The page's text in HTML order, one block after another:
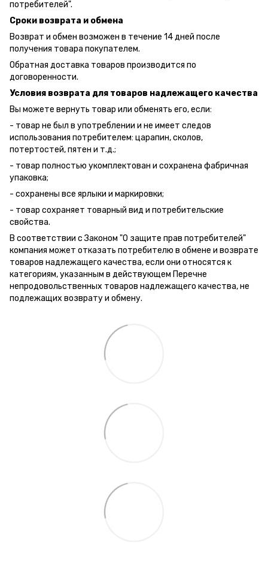
потребителей".
Сроки возврата и обмена
Возврат и обмен возможен в течение 14 дней после
получения товара покупателем.
Обратная доставка товаров производится по
договоренности.
Условия возврата для товаров надлежащего качества
Вы можете вернуть товар или обменять его, если:
- товар не был в употреблении и не имеет следов
использования потребителем: царапин, сколов,
потертостей, пятен и т.д.;
- товар полностью укомплектован и сохранена фабричная
упаковка;
- сохранены все ярлыки и маркировки;
- товар сохраняет товарный вид и потребительские
свойства.
В соответствии с Законом "О защите прав потребителей"
компания может отказать потребителю в обмене и возврате
товаров надлежащего качества, если они относятся к
категориям, указанным в действующем Перечне
непродовольственных товаров надлежащего качества, не
подлежащих возврату и обмену.